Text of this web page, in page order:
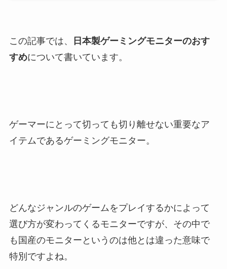
この記事では、
日本製ゲーミングモニターのおす
すめについて書いています。
ゲーマーにとって切っても切り離せない重要なア
イテムであるゲーミングモニター。
どんなジャンルのゲームをプレイするかによって
選び方が変わってくるモニターですが、その中で
も国産のモニターというのは他とは違った意味で
特別ですよね。